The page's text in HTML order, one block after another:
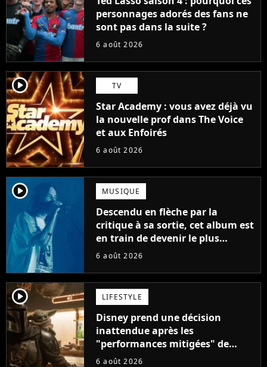
personnages adorés des fans ne
sont pas dans la suite ?
6 août 2026
player2 TV
Star Academy : vous avez déjà vu
la nouvelle prof dans The Voice
et aux Enfoirés
6 août 2026
player2 MUSIQUE
Descendu en flèche par la
critique à sa sortie, cet album est
en train de devenir le plus
populaire de son auteur
6 août 2026
player2 LIFESTYLE
Disney prend une décision
inattendue après les
"performances mitigées" de
Vaiana et The Mandalorian &
6 août 2026